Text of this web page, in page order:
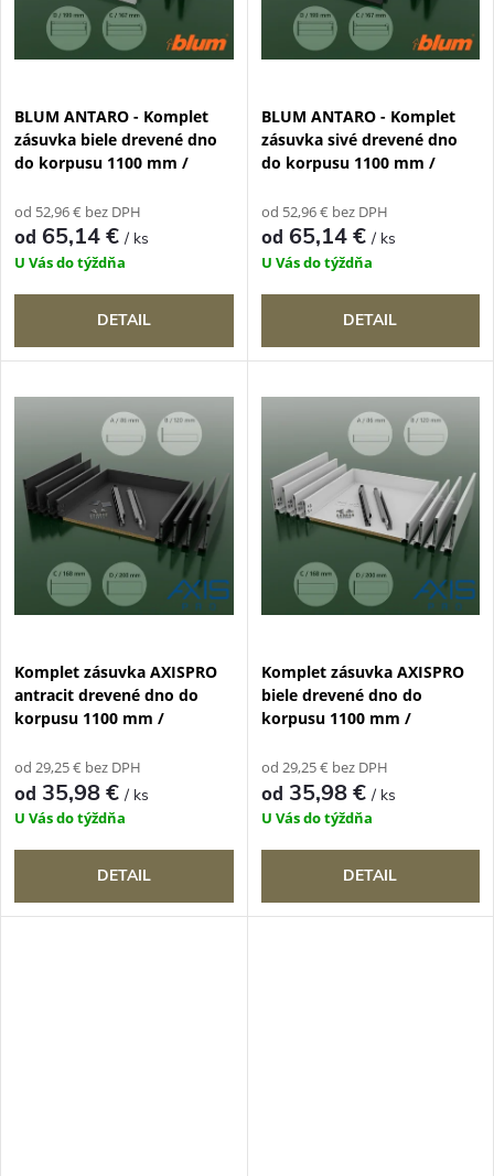
e
p
o
d
u
k
t
o
s
p
r
o
d
k
t
o
v
BLUM ANTARO - Komplet
zásuvka biele drevené dno
do korpusu 1100 mm /
od 52,96 € bez DPH
od 65,14 €/ ks
U Vás do týždňa
DETAIL
BLUM ANTARO - Komplet
zásuvka sivé drevené dno
do korpusu 1100 mm /
od 52,96 € bez DPH
od 65,14 €/ ks
U Vás do týždňa
DETAIL
Komplet zásuvka AXISPRO
antracit drevené dno do
korpusu 1100 mm /
od 29,25 € bez DPH
od 35,98 €/ ks
U Vás do týždňa
DETAIL
Komplet zásuvka AXISPRO
biele drevené dno do
korpusu 1100 mm /
od 29,25 € bez DPH
od 35,98 €/ ks
U Vás do týždňa
DETAIL